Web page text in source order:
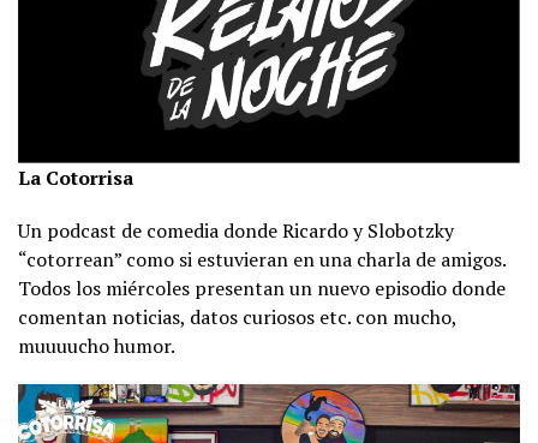
La Cotorrisa
Un podcast de comedia donde Ricardo y Slobotzky
“cotorrean” como si estuvieran en una charla de amigos.
Todos los miércoles presentan un nuevo episodio donde
comentan noticias, datos curiosos etc. con mucho,
muuuucho humor.